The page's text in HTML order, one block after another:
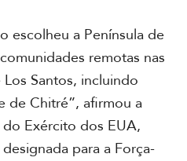
escolheu a Península de
remotas nas
Santos, incluindo
de Chitré”, afirmou a
Exército dos EUA,
para a Força-